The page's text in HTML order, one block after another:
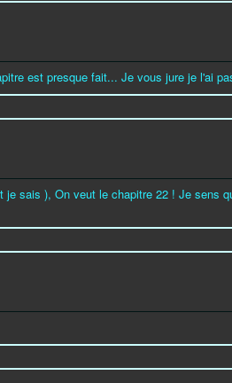
est presque fait... Je vous jure je l'ai
sais ), On veut le chapitre 22 ! Je sens